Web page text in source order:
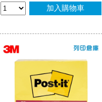
加入購物車